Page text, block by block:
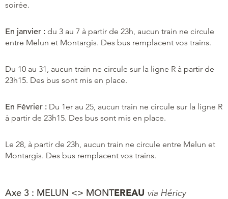
soirée.
En janvier : du 3 au 7 à partir de 23h, aucun train ne circule
entre Melun et Montargis. Des bus remplacent vos trains.
Du 10 au 31, aucun train ne circule sur la ligne R à partir de
23h15. Des bus sont mis en place.
En Février : Du 1er au 25, aucun train ne circule sur la ligne R
à partir de 23h15. Des bus sont mis en place.
Le 28, à partir de 23h, aucun train ne circule entre Melun et
Montargis. Des bus remplacent vos trains.
Axe 3 : MELUN <> MONTEREAU via Héricy